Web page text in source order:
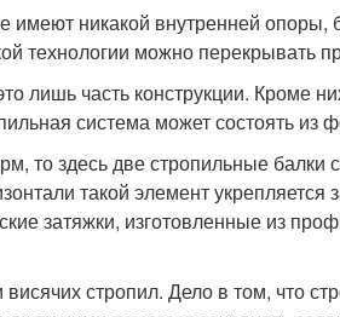
имеют никакой внутренней опоры,
технологии можно перекрывать
лишь часть конструкции. Кроме
система может состоять из
то здесь две стропильные балки
такой элемент
затяжки, изготовленные из
стропил. Дело в том, что